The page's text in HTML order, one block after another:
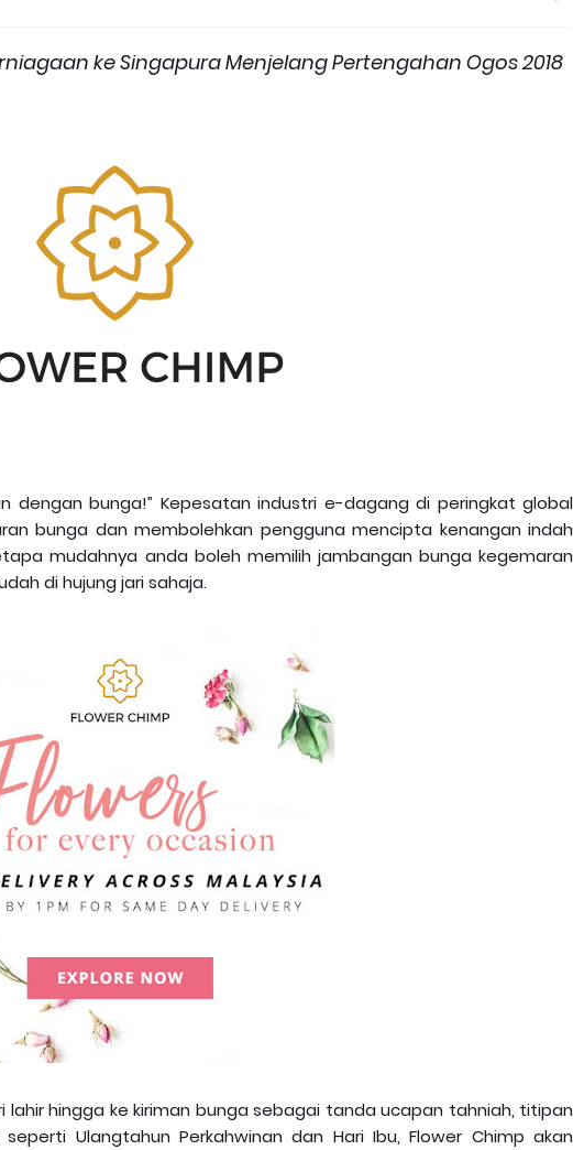
ke Singapura Menjelang Pertengahan Ogos 2018
dengan bunga!” Kepesatan industri e-dagang di peringkat global
bunga dan membolehkan pengguna mencipta kenangan indah
mudahnya anda boleh memilih jambangan bunga kegemaran
di hujung jari sahaja.
hingga ke kiriman bunga sebagai tanda ucapan tahniah, titipan
Ulangtahun Perkahwinan dan Hari Ibu, Flower Chimp akan